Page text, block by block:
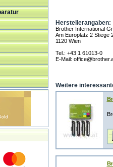
Herstellerangaben:
Brother International
Am Europlatz 2 Stiege
1120 Wien
Tel.: +43 1 61013-0
E-Mail:
Weitere